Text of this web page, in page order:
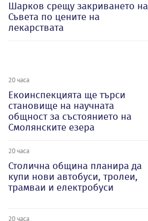
Шарков срещу закриването на
Съвета по цените на
лекарствата
20 часа
Екоинспекцията ще търси
становище на научната
общност за състоянието на
Смолянските езера
20 часа
Столична община планира да
купи нови автобуси, тролеи,
трамваи и електробуси
20 часа